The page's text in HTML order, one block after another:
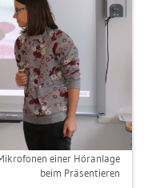
einer Hör­an­la­ge
beim Prä­sen­tie­ren